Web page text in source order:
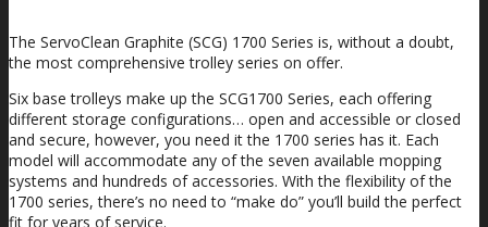
The ServoClean Graphite (SCG) 1700 Series is, without a doubt,
the most comprehensive trolley series on offer.
Six base trolleys make up the SCG1700 Series, each offering
different storage configurations… open and accessible or closed
and secure, however, you need it the 1700 series has it. Each
model will accommodate any of the seven available mopping
systems and hundreds of accessories. With the flexibility of the
1700 series, there’s no need to “make do” you’ll build the perfect
fit for years of service.